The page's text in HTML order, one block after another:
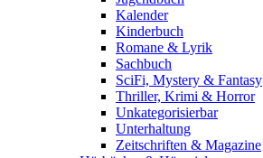
Kalender
Kinderbuch
Romane & Lyrik
Sachbuch
SciFi, Mystery & Fantasy
Thriller, Krimi & Horror
Unkategorisierbar
Unterhaltung
Zeitschriften & Magazine